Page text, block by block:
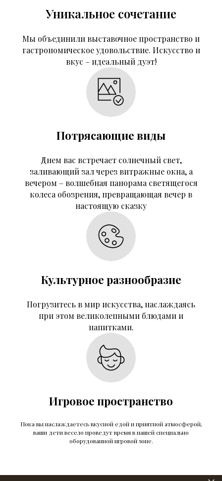
Уникальное сочетание
Мы объединили выставочное пространство и
гастрономическое удовольствие. Искусство и
вкус – идеальный дуэт!
Потрясающие виды
Днем вас встречает солнечный свет,
заливающий зал через витражные окна, а
вечером – волшебная панорама светящегося
колеса обозрения, превращающая вечер в
настоящую сказку
Культурное разнообразие
Погрузитесь в мир искусства, наслаждаясь
при этом великолепными блюдами и
напитками.
Игровое пространство
Пока вы наслаждаетесь вкусной едой и приятной атмосферой,
ваши дети весело проведут время в нашей специально
оборудованной игровой зоне.